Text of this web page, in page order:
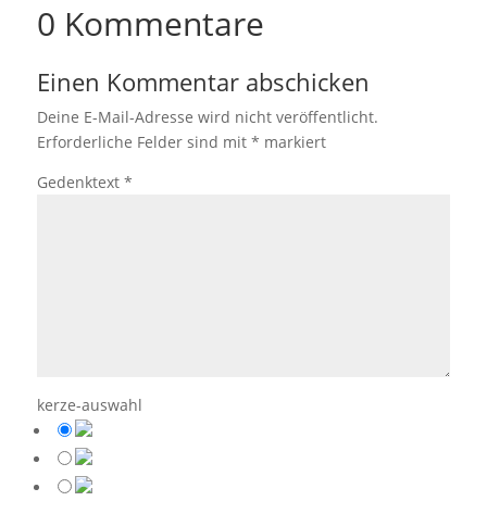
0 Kommentare
Einen Kommentar abschicken
Deine E-Mail-Adresse wird nicht veröffentlicht.
Erforderliche Felder sind mit * markiert
Gedenktext *
kerze-auswahl